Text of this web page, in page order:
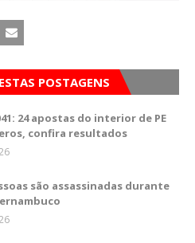
POSTAGENS
24 apostas do interior de PE
confira resultados
são assassinadas durante